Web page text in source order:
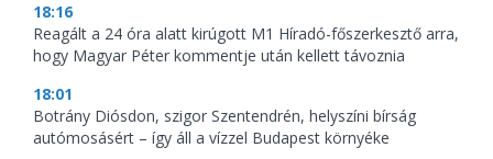
18:16
Reagált a 24 óra alatt kirúgott M1 Híradó-főszerkesztő arra,
hogy Magyar Péter kommentje után kellett távoznia
18:01
Botrány Diósdon, szigor Szentendrén, helyszíni bírság
autómosásért – így áll a vízzel Budapest környéke